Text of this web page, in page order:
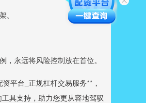
。
永远将风险控制放在首位。
平台_正规杠杆交易服务**，
具支持，助力您更从容地驾驭